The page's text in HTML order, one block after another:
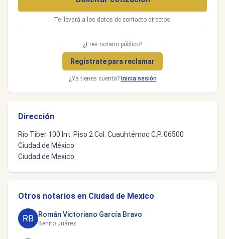
Te llevará a los datos de contacto directos.
¿Eres notario público?
Regístrate para reclamar
¿Ya tienes cuenta? Inicia sesión
Dirección
Rio Tiber 100 Int. Piso 2 Col. Cuauhtémoc C.P. 06500
Ciudad de México
Ciudad de Mexico
Otros notarios en Ciudad de Mexico
Román Victoriano García Bravo
Benito Juárez